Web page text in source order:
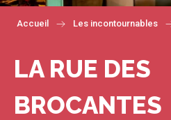
Accueil Les incontournables
LA RUE DES
BROCANTES